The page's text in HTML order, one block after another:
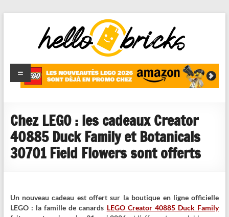
HelloBricks
Blog LEGO,
nouveaut�s
reviews
Chez LEGO : les cadeaux Creator
40885 Duck Family et Botanicals
30701 Field Flowers sont offerts
Un nouveau cadeau est offert sur la boutique en ligne officielle
LEGO : la famille de canards LEGO Creator 40885 Duck Family